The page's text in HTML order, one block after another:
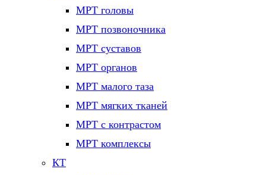
МРТ головы
МРТ позвоночника
МРТ суставов
МРТ органов
МРТ малого таза
МРТ мягких тканей
МРТ с контрастом
МРТ комплексы
КТ